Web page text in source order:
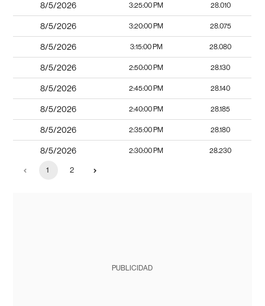
8/5/2026 3:25:00 PM 28.010
8/5/2026 3:20:00 PM 28.075
8/5/2026 3:15:00 PM 28.080
8/5/2026 2:50:00 PM 28.130
8/5/2026 2:45:00 PM 28.140
8/5/2026 2:40:00 PM 28.185
8/5/2026 2:35:00 PM 28.180
8/5/2026 2:30:00 PM 28.230
1 2
PUBLICIDAD